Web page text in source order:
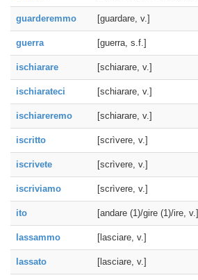
guarderemmo [guardare, v.]
guerra [guerra, s.f.]
ischiarare [schiarare, v.]
ischiarateci [schiarare, v.]
ischiareremo [schiarare, v.]
iscritto [scrìvere, v.]
iscrivete [scrìvere, v.]
iscriviamo [scrìvere, v.]
ito [andare (1)/gire (1)/ire, v.]
lassammo [lasciare, v.]
lassato [lasciare, v.]